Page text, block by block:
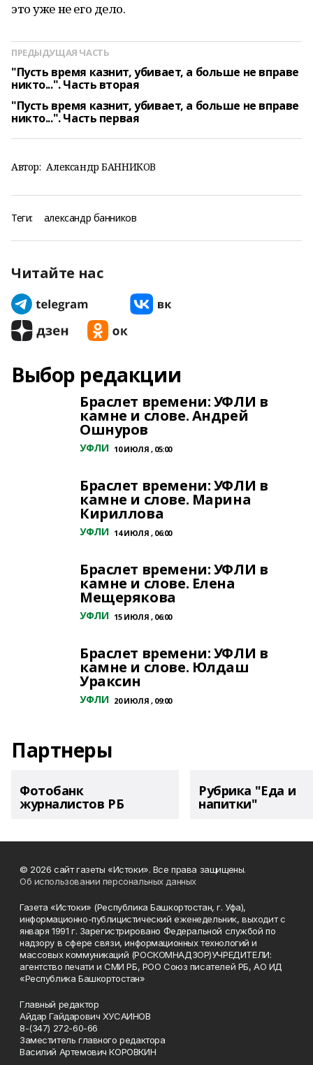
это уже не его дело.
ПРЕДЫДУЩАЯ ЧАСТЬ
"Пусть время казнит, убивает, а больше не вправе
никто...". Часть вторая
"Пусть время казнит, убивает, а больше не вправе
никто...". Часть первая
Автор: Александр БАННИКОВ
Теги: александр банников
Читайте нас
Выбор редакции
Браслет времени: УФЛИ в
камне и слове. Андрей
Ошнуров
УФЛИ 10 ИЮЛЯ , 05:00
Браслет времени: УФЛИ в
камне и слове. Марина
Кириллова
УФЛИ 14 ИЮЛЯ , 06:00
Браслет времени: УФЛИ в
камне и слове. Елена
Мещерякова
УФЛИ 15 ИЮЛЯ , 06:00
Браслет времени: УФЛИ в
камне и слове. Юлдаш
Ураксин
УФЛИ 20 ИЮЛЯ , 09:00
Партнеры
Фотобанк
журналистов РБ
Рубрика "Еда и
напитки"
© 2026 сайт газеты «Истоки». Все права защищены.
Об использовании персональных данных
Газета «Истоки» (Республика Башкортостан, г. Уфа),
информационно-публицистический еженедельник, выходит с
января 1991 г. Зарегистрировано Федеральной службой по
надзору в сфере связи, информационных технологий и
массовых коммуникаций (РОСКОМНАДЗОР)УЧРЕДИТЕЛИ:
агентство печати и СМИ РБ, РОО Союз писателей РБ, АО ИД
«Республика Башкортостан»
Главный редактор
Айдар Гайдарович ХУСАИНОВ
8-(347) 272-60-66
Заместитель главного редактора
Василий Артемович КОРОВКИН